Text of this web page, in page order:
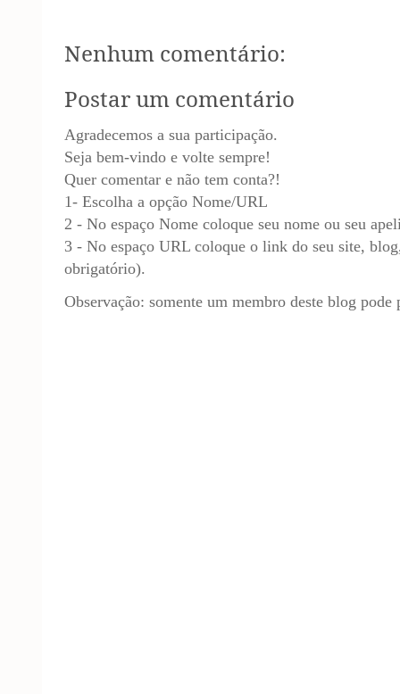
Nenhum comentário:
Postar um comentário
Agradecemos a sua participação.
Seja bem-vindo e volte sempre!
Quer comentar e não tem conta?!
1- Escolha a opção Nome/URL
2 - No espaço Nome coloque seu nome ou seu
3 - No espaço URL coloque o link do seu site,
obrigatório).
Observação: somente um membro deste blog